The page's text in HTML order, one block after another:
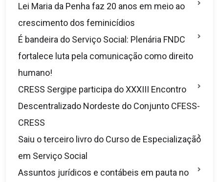
Lei Maria da Penha faz 20 anos em meio ao
crescimento dos feminicídios
É bandeira do Serviço Social: Plenária FNDC
fortalece luta pela comunicação como direito
humano!
CRESS Sergipe participa do XXXIII Encontro
Descentralizado Nordeste do Conjunto CFESS-
CRESS
Saiu o terceiro livro do Curso de Especialização
em Serviço Social
Assuntos jurídicos e contábeis em pauta no